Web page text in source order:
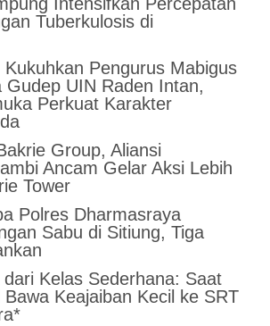
Tuberkulosis di
Pengurus Mabigus
Gudep UIN Raden Intan,
Perkuat Karakter
Group, Aliansi
Ancam Gelar Aksi Lebih
Tower
Polres Dharmasraya
Sabu di Sitiung, Tiga
Kelas Sederhana: Saat
Bawa Keajaiban Kecil ke SRT